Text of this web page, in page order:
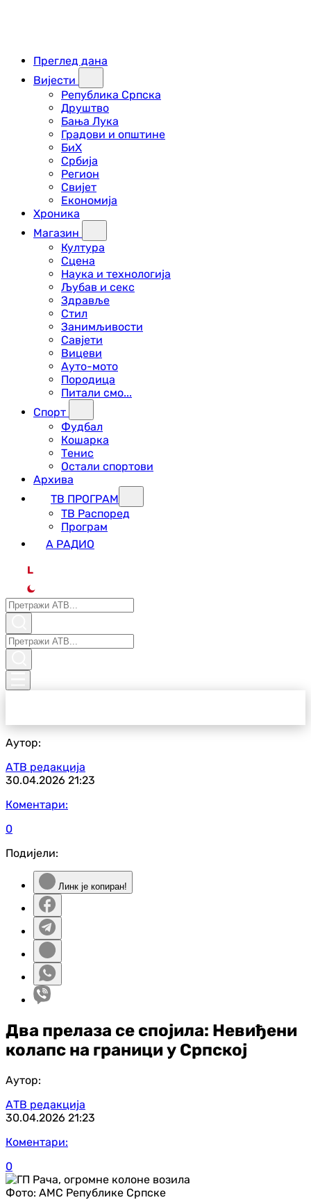
Преглед дана
Вијести
Република Српска
Друштво
Бања Лука
Градови и општине
БиХ
Србија
Регион
Свијет
Економија
Хроника
Магазин
Култура
Сцена
Наука и технологија
Љубав и секс
Здравље
Стил
Занимљивости
Савјети
Вицеви
Ауто-мото
Породица
Питали смо...
Спорт
Фудбал
Кошарка
Тенис
Остали спортови
Архива
ТВ ПРОГРАМ
ТВ Распоред
Програм
А РАДИО
L
Аутор:
АТВ редакција
30.04.2026 21:23
Коментари:
0
Подијели:
Линк је копиран!
Два прелаза се спојила: Невиђени
колапс на граници у Српској
Аутор:
АТВ редакција
30.04.2026 21:23
Коментари:
0
Фото: АМС Републике Српске